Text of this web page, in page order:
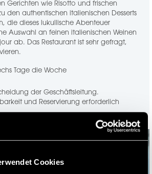
Cookies
Gerichten wie Risotto und frischen
den authentischen italienischen Desserts
die dieses lukullische Abenteuer
Auswahl an feinen italienischen Weinen
ab. Das Restaurant ist sehr gefragt,
Tage die Woche
der Geschäftsleitung.
und Reservierung erforderlich